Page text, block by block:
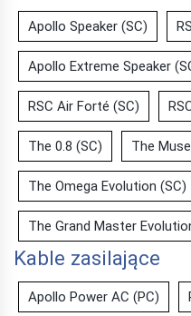
Apollo Speaker (SC)
Apollo Extreme Speaker
RSC Air Forté (SC)
The 0.8 (SC) The
The Omega Evolution (SC)
The Grand Master
Kable zasilające
Apollo Power AC (PC)